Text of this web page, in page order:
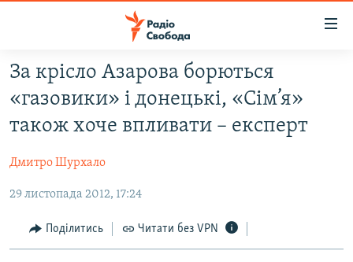
Перейти
до
основного
матеріалу
до
навігації
Перейти
РАДІО СВОБОДА – 70 РОКІВ
ПОЛІТИКА
ЕКОНОМІКА
СУСПІЛЬСТВО
ВІЙНА
РОСІЙСЬКА «ФІЛЬТРАЦІЯ»
ДОНБАС.РЕАЛІЇ
КРИМ.РЕАЛІЇ
За крісло Азарова борються
«газовики» і донецькі, «Сім’я»
також хоче впливати – експерт
Дмитро Шурхало
29 листопада 2012, 17:24
Поділитись Читати без VPN